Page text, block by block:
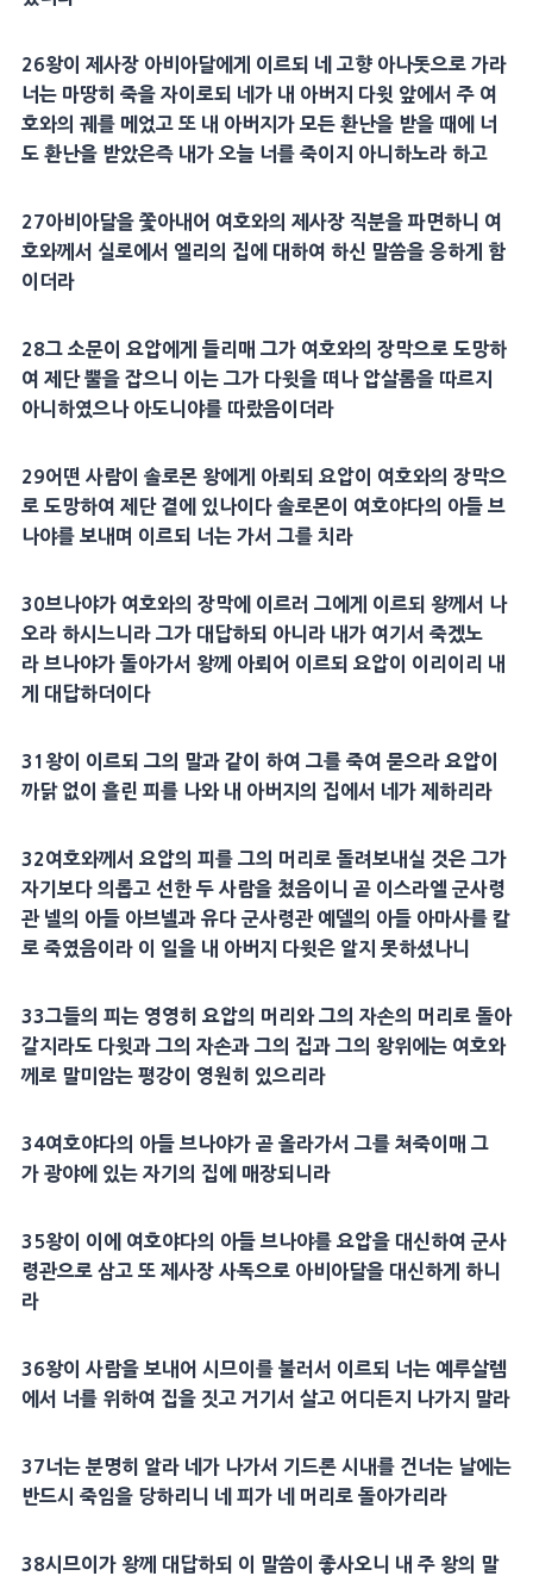
26왕이 제사장 아비아달에게 이르되 네 고향 아나돗으로 가라
너는 마땅히 죽을 자이로되 네가 내 아버지 다윗 앞에서 주 여
호와의 궤 를 메었고 또 내 아버지 가 모든 환난을 받을 때에 너
도 환난을 받았은즉 내가 오늘 너를 죽이지 아니하노라 하고
27아비아달을 쫓아내어 여호와의 제사장 직분을 파면하니 여
호와께서 실로에서 엘리의 집에 대하여 하신 말씀을 응하게 함
이더라
28그 소문이 요압에게 들리매 그가 여호와의 장막으로 도망하
여 제단뿔을 잡으니 이는 그가 다윗을 떠나 압살롬을 따르지
아니하였으나 아도니야를 따랐음이더라
29어떤 사람이 솔로몬왕에게 아뢰되 요압이 여호와의 장막으
로 도망하여 제단곁에 있나이다 솔로몬이 여호야다의 아들 브
나야를 보내며 이르되 너는 가서 그를 치라
30브나야가 여호와의 장막에 이르러 그에게 이르되 왕께서 나
오라 하시느니라 그가 대답하되 아니라 내가 여기서 죽겠노
라 브나야가 돌아가서 왕께 아뢰어 이르되 요압이 이리이리 내
게 대답하더이다
31 왕이 이르되 그의 말과 같이 하여 그를 죽여 묻으라 요압이
까닭 없이 흘린 피를 나와 내 아버지 의 집에서 네가 제하리라
32여호와께서 요압의 피를 그의 머리 로 돌려보내실 것은 그가
자기보다 의롭고 선한 두 사람을 쳤음이니 곧 이스라엘 군사령
관 넬의 아들 아브넬과 유다 군사령관 예델의 아들 아마사를 칼
로 죽였음이라 이 일을 내 아버지 다윗은 알지 못하셨나니
33그들의 피는 영영히 요압의 머리 와 그의 자손의 머리 로 돌아
갈지라도 다윗과 그의 자손과 그의 집과 그의 왕위에는 여호와
께로 말미암는 평강이 영원히 있으리라
34여호야다의 아들 브나야가 곧 올라가서 그를 쳐죽이매 그
가 광야에 있는 자기의 집에 매장되니라
35왕이 이에 여호야다의 아들 브나야를 요압을 대신하여 군사
령관으로 삼고 또 제사장 사독으로 아비아달을 대신하게 하니
라
36왕이 사람을 보내어 시므이 를 불러서 이르되 너는 예루살렘
에서 너를 위하여 집을 짓고 거기서 살고 어디든지 나가지 말라
37너는 분명히 알라 네가 나가서 기드론 시내를 건너는 날에는
반드시 죽임을 당하리니 네 피가 네 머리 로 돌아가리라
38시므이 가 왕께 대답하되 이 말씀이 좋사오니 내 주 왕의 말